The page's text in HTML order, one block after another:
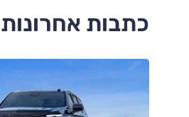
כתבות אחרונות